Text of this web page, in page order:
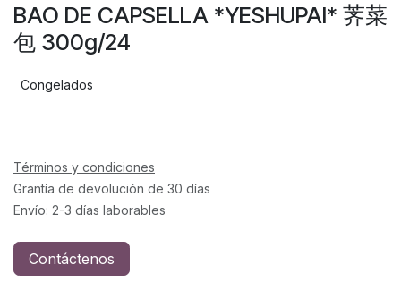
BAO DE CAPSELLA *YESHUPAI* 荠菜
包 300g/24
Congelados
Términos y condiciones
Grantía de devolución de 30 días
Envío: 2-3 días laborables
Contáctenos